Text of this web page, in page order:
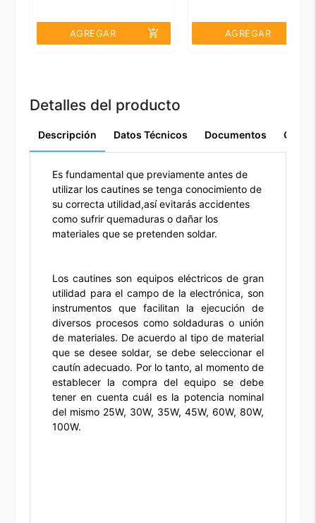
AGREGAR add_shopping_cart AGREGAR
Detalles del producto
Descripción Datos Técnicos Documentos
Es fundamental que previamente antes de
utilizar los cautines se tenga conocimiento de
su correcta utilidad,así evitarás accidentes
como sufrir quemaduras o dañar los
materiales que se pretenden soldar.
Los cautines son equipos eléctricos de gran
utilidad para el campo de la electrónica, son
instrumentos que facilitan la ejecución de
diversos procesos como soldaduras o unión
de materiales. De acuerdo al tipo de material
que se desee soldar, se debe seleccionar el
cautín adecuado. Por lo tanto, al momento de
establecer la compra del equipo se debe
tener en cuenta cuál es la potencia nominal
del mismo 25W, 30W, 35W, 45W, 60W, 80W,
100W.